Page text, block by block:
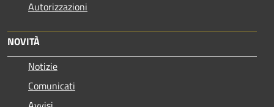
Autorizzazioni
NOVITÀ
Notizie
Comunicati